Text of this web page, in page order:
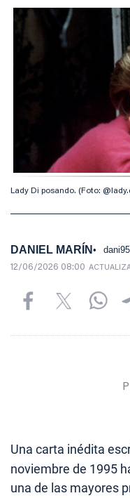
Lady Di posando. (Foto:
DANIEL MARÍN
12/06/2026 08:00
Una carta inédita
noviembre de 1995
una de las mayores